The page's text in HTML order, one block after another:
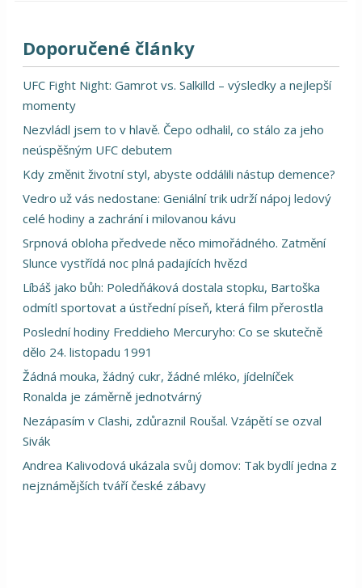
Doporučené články
UFC Fight Night: Gamrot vs. Salkilld – výsledky a nejlepší
momenty
Nezvládl jsem to v hlavě. Čepo odhalil, co stálo za jeho
neúspěšným UFC debutem
Kdy změnit životní styl, abyste oddálili nástup demence?
Vedro už vás nedostane: Geniální trik udrží nápoj ledový
celé hodiny a zachrání i milovanou kávu
Srpnová obloha předvede něco mimořádného. Zatmění
Slunce vystřídá noc plná padajících hvězd
Líbáš jako bůh: Poledňáková dostala stopku, Bartoška
odmítl sportovat a ústřední píseň, která film přerostla
Poslední hodiny Freddieho Mercuryho: Co se skutečně
dělo 24. listopadu 1991
Žádná mouka, žádný cukr, žádné mléko, jídelníček
Ronalda je záměrně jednotvárný
Nezápasím v Clashi, zdůraznil Roušal. Vzápětí se ozval
Sivák
Andrea Kalivodová ukázala svůj domov: Tak bydlí jedna z
nejznámějších tváří české zábavy